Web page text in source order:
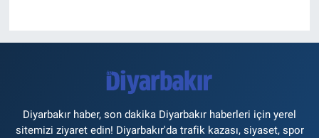
Diyarbakır haber, son dakika Diyarbakır haberleri için yerel
sitemizi ziyaret edin! Diyarbakır'da trafik kazası, siyaset, spor